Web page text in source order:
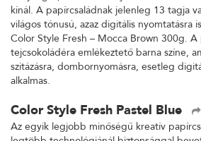
kínál. A papírcsaládnak jelenleg 13 tagja
világos tónusú, azaz digitális nyomtatásra
Color Style Fresh – Mocca Brown 300g. A
tejcsokoládéra emlékeztető barna színe,
szitázásra, dombornyomásra, esetleg
alkalmas.
Color Style Fresh Pastel Blue
Az egyik legjobb minőségű kreatív